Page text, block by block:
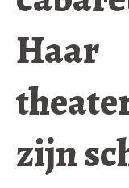
Haar
zijn